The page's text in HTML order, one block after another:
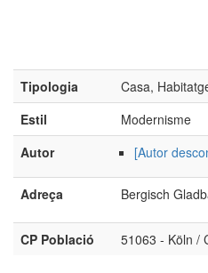
Tipologia
Casa,
Estil
Modernisme
Autor
[Autor
Adreça Bergisch
CP Població 51063 - Köln /